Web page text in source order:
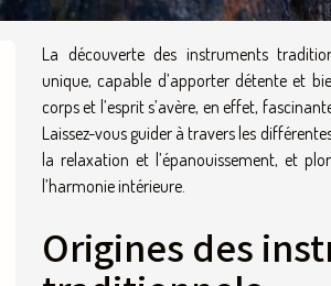
La découverte des instruments
unique, capable d’apporter détente et
corps et l’esprit s’avère, en effet,
Laissez-vous guider à travers les
la relaxation et l’épanouissement, et
l’harmonie intérieure.
Origines des